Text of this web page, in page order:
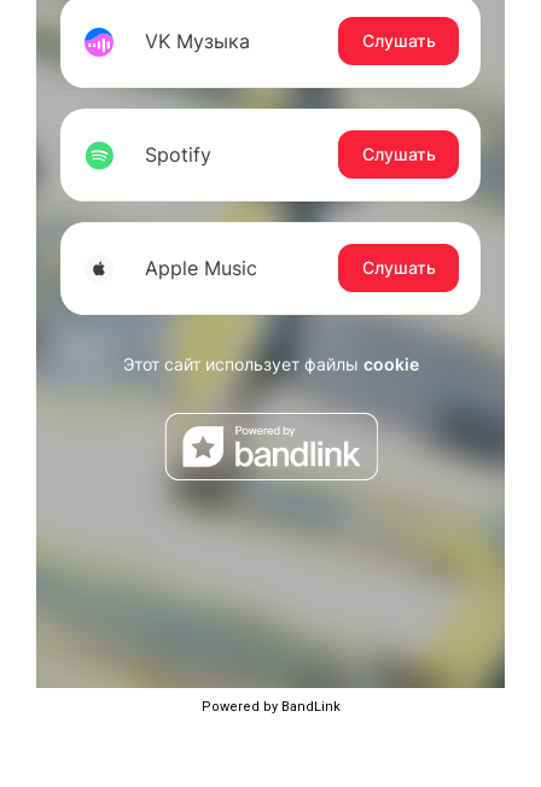
Powered by BandLink